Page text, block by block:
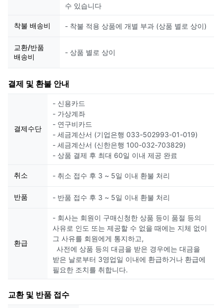
수 있습니다
착불 배송비 - 착불 적용 상품에 개별 부과 (상품 별로 상이)
교환/반품
배송비
- 상품 별로 상이
결제 및 환불 안내
결제수단
- 신용카드
- 가상계좌
- 연구비카드
- 세금계산서 (기업은행 033-502993-01-019)
- 세금계산서 (신한은행 100-032-703829)
- 상품 결제 후 최대 60일 이내 제공 완료
취소 - 취소 접수 후 3 ~ 5일 이내 환불 처리
반품 - 반품 접수 후 3 ~ 5일 이내 환불 처리
환급
- 회사는 회원이 구매신청한 상품 등이 품절 등의
사유로 인도 또는 제공할 수 없을 때에는 지체 없이
그 사유를 회원에게 통지하고,
사전에 상품 등의 대금을 받은 경우에는 대금을
받은 날로부터 3영업일 이내에 환급하거나 환급에
필요한 조치를 취합니다.
교환 및 반품 접수